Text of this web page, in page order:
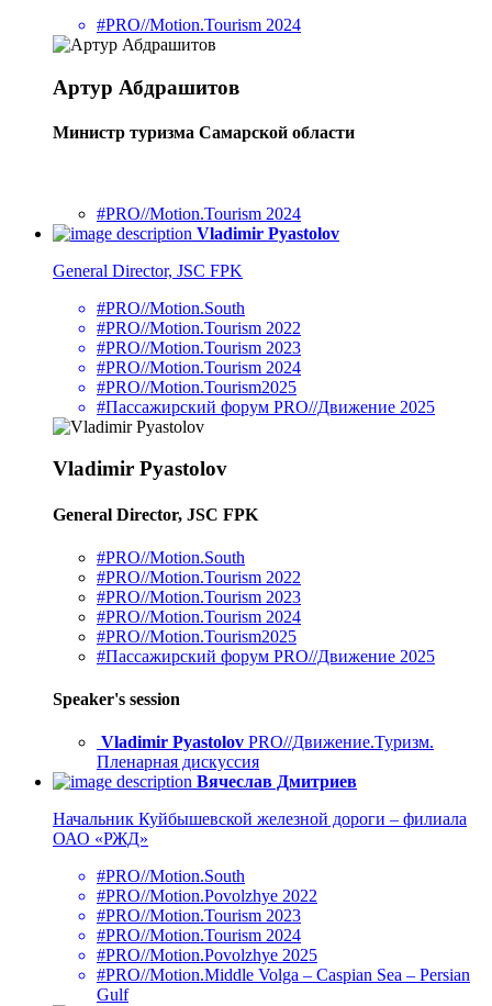
#PRO//Motion.Tourism 2024
Артур Абдрашитов
Министр туризма Самарской области
#PRO//Motion.Tourism 2024
Vladimir Pyastolov
General Director, JSC FPK
#PRO//Motion.South
#PRO//Motion.Tourism 2022
#PRO//Motion.Tourism 2023
#PRO//Motion.Tourism 2024
#PRO//Motion.Tourism2025
#Пассажирский форум PRO//Движение 2025
Vladimir Pyastolov
General Director, JSC FPK
#PRO//Motion.South
#PRO//Motion.Tourism 2022
#PRO//Motion.Tourism 2023
#PRO//Motion.Tourism 2024
#PRO//Motion.Tourism2025
#Пассажирский форум PRO//Движение 2025
Speaker's session
Vladimir Pyastolov PRO//Движение.Туризм.
Пленарная дискуссия
Вячеслав Дмитриев
Начальник Куйбышевской железной дороги – филиала
ОАО «РЖД»
#PRO//Motion.South
#PRO//Motion.Povolzhye 2022
#PRO//Motion.Tourism 2023
#PRO//Motion.Tourism 2024
#PRO//Motion.Povolzhye 2025
#PRO//Motion.Middle Volga – Caspian Sea – Persian
Gulf